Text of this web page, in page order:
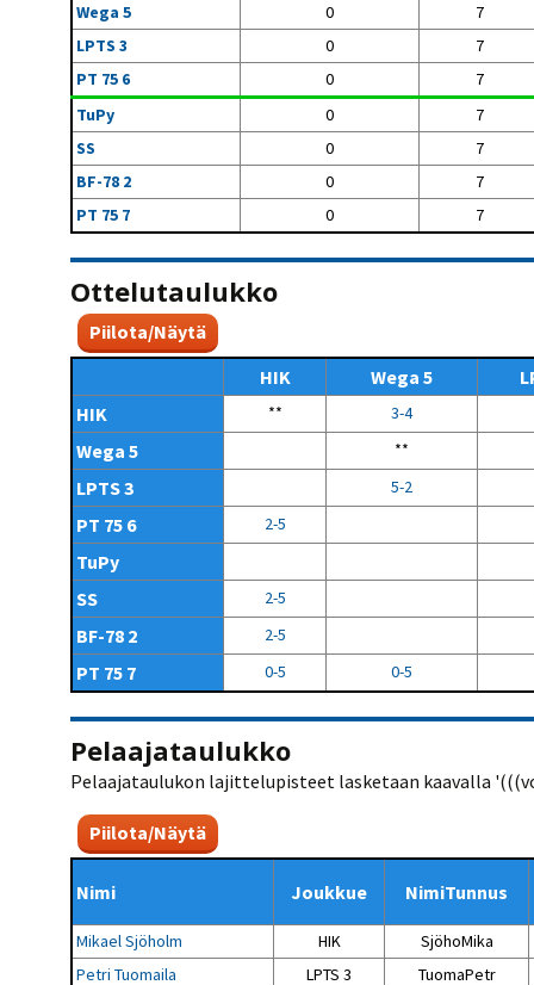
Wega 5
0 7
LPTS 3
0 7
PT 75 6
0 7
TuPy
0 7
SS
0 7
BF-78 2
0 7
PT 75 7
0 7
Ottelutaulukko
Piilota/Näytä
HIK
Wega 5
HIK
** 3-4
Wega 5 **
LPTS 3 5-2
PT 75 6 2-5
TuPy
SS 2-5
BF-78 2 2-5
PT 75 7 0-5 0-5
Pelaajataulukko
Pelaajataulukon lajittelupisteet lasketaan kaavalla
Piilota/Näytä
Nimi Joukkue NimiTunnus
Mikael Sjöholm HIK SjöhoMika
Petri Tuomaila
LPTS 3 TuomaPetr